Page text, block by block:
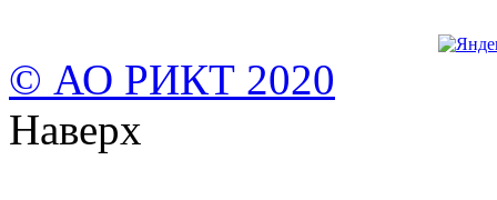
© АО РИКТ 2020
Наверх